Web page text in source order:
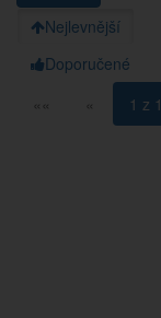
Nejlevnější
Doporučené
««
« 1 z 1